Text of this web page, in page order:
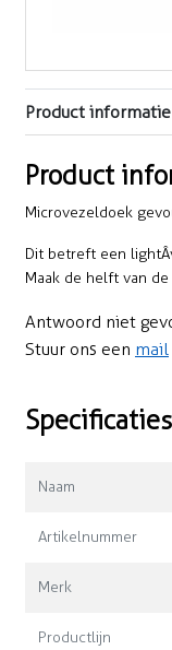
Product informatie
Product
Microvezeldoek
Dit betreft een lightÂ
Maak de helft van
Antwoord niet
Stuur ons een mail
Specificaties
Naam
Artikelnummer
Merk
Productlijn